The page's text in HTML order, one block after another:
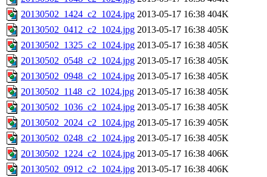
20130502_1424_c2_1024.jpg 2013-05-17 16:38 404K
20130502_0412_c2_1024.jpg 2013-05-17 16:38 405K
20130502_1325_c2_1024.jpg 2013-05-17 16:38 405K
20130502_0548_c2_1024.jpg 2013-05-17 16:38 405K
20130502_0948_c2_1024.jpg 2013-05-17 16:38 405K
20130502_1148_c2_1024.jpg 2013-05-17 16:38 405K
20130502_1036_c2_1024.jpg 2013-05-17 16:38 405K
20130502_2024_c2_1024.jpg 2013-05-17 16:39 405K
20130502_0248_c2_1024.jpg 2013-05-17 16:38 405K
20130502_1224_c2_1024.jpg 2013-05-17 16:38 406K
20130502_0912_c2_1024.jpg 2013-05-17 16:38 406K